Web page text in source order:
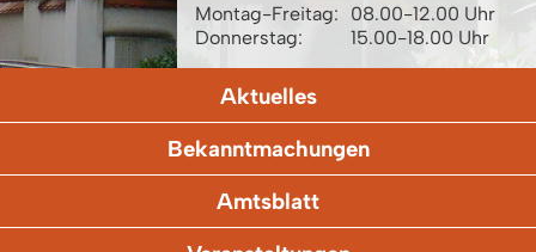
Montag-Freitag:
08.00-12.00 Uhr
Donnerstag:
15.00-18.00 Uhr
Aktuelles
Bekanntmachungen
Amtsblatt